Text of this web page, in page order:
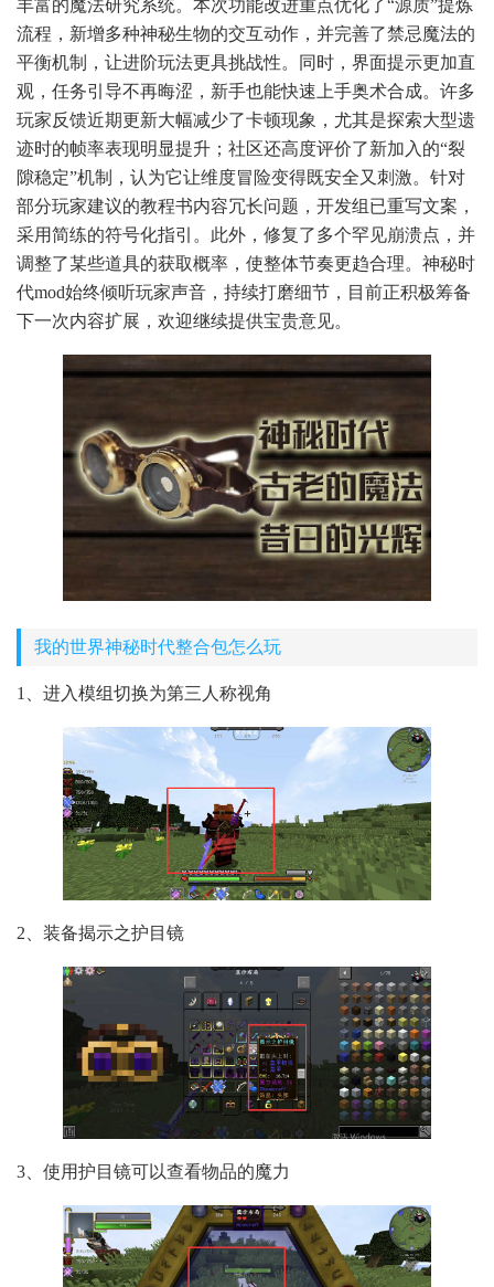
丰富的魔法研究系统。本次功能改进重点优化了“源质”提炼
流程，新增多种神秘生物的交互动作，并完善了禁忌魔法的
平衡机制，让进阶玩法更具挑战性。同时，界面提示更加直
观，任务引导不再晦涩，新手也能快速上手奥术合成。许多
玩家反馈近期更新大幅减少了卡顿现象，尤其是探索大型遗
迹时的帧率表现明显提升；社区还高度评价了新加入的“裂
隙稳定”机制，认为它让维度冒险变得既安全又刺激。针对
部分玩家建议的教程书内容冗长问题，开发组已重写文案，
采用简练的符号化指引。此外，修复了多个罕见崩溃点，并
调整了某些道具的获取概率，使整体节奏更趋合理。神秘时
代mod始终倾听玩家声音，持续打磨细节，目前正积极筹备
下一次内容扩展，欢迎继续提供宝贵意见。
我的世界神秘时代整合包怎么玩
1、进入模组切换为第三人称视角
2、装备揭示之护目镜
3、使用护目镜可以查看物品的魔力